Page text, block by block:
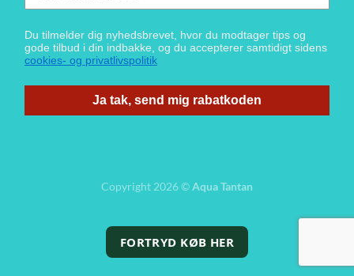
Du tilmelder dig nyhedsbrevet, hvor du modtager tips og
gode tilbud i din indbakke, og du accepterer samtidigt sidens
cookies- og privatlivspolitik
Ja tak, send mig rabatkoden
Copyright 2026 ©Aqua Tantan
FORTRYD KØB HER